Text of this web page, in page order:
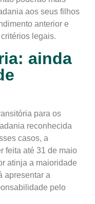
aos seus filhos
anterior e
legais.
ainda
para os
reconhecida
casos, a
feita até 31 de maio
atinja a maioridade
apresentar a
pelo